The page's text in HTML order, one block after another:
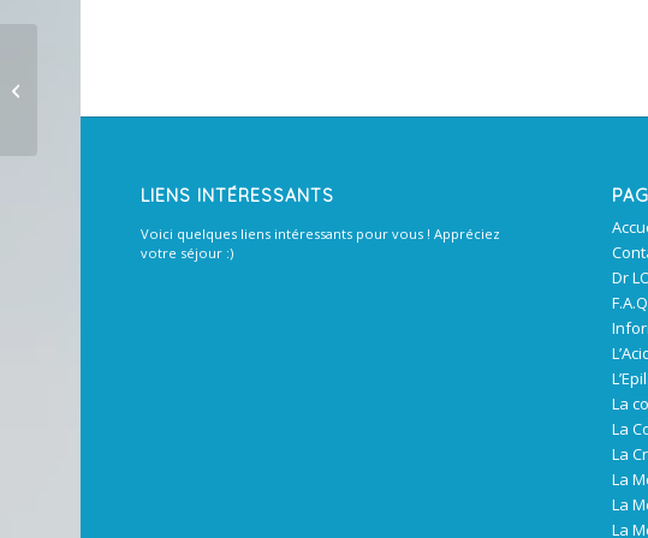
LIENS INTÉRESSANTS
Voici quelques liens intéressants pour vous ! Appréciez
votre séjour :)
Dr
La
La
La
La
La
La
Votre...